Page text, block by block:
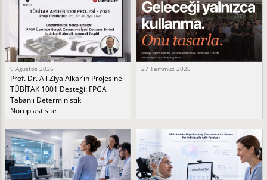
9 Ağustos 2026
Prof. Dr. Ali Ziya Alkar’ın Projesine
TÜBİTAK 1001 Desteği: FPGA
Tabanlı Deterministik
Nöroplastisite
27 Temmuz 2026